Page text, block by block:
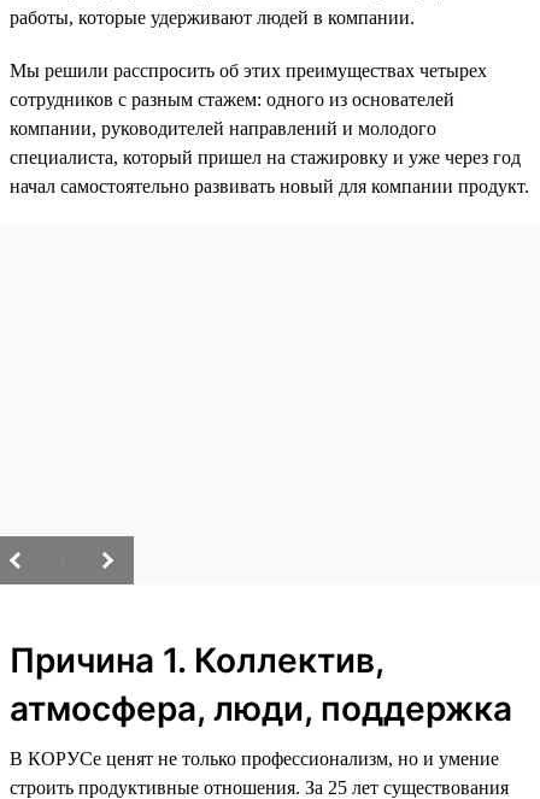
работы, которые удерживают людей в компании.
Мы решили расспросить об этих преимуществах четырех
сотрудников с разным стажем: одного из основателей
компании, руководителей направлений и молодого
специалиста, который пришел на стажировку и уже через год
начал самостоятельно развивать новый для компании продукт.
Причина 1. Коллектив,
атмосфера, люди, поддержка
В КОРУСе ценят не только профессионализм, но и умение
строить продуктивные отношения. За 25 лет существования